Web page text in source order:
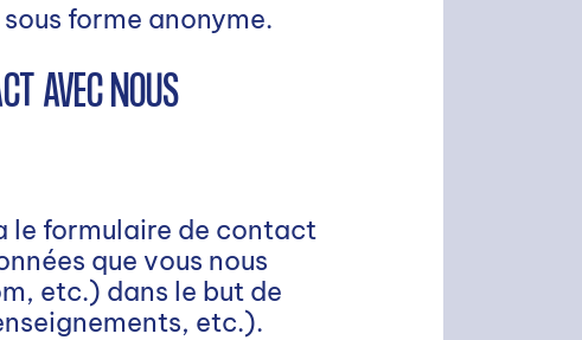
forme anonyme.
AVEC NOUS
le formulaire de contact
que vous nous
etc.) dans le but de
etc.).